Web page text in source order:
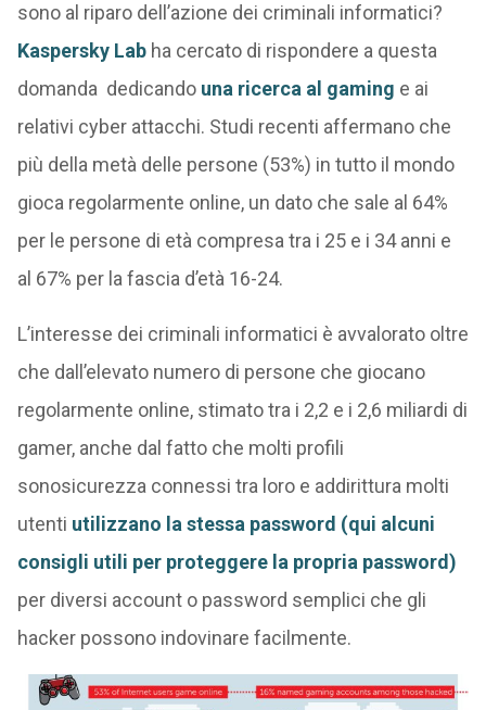
sono al riparo dell’azione dei criminali informatici?
Kaspersky Lab ha cercato di rispondere a questa
domanda dedicando una ricerca al gaming e ai
relativi cyber attacchi. Studi recenti affermano che
più della metà delle persone (53%) in tutto il mondo
gioca regolarmente online, un dato che sale al 64%
per le persone di età compresa tra i 25 e i 34 anni e
al 67% per la fascia d’età 16-24.
L’interesse dei criminali informatici è avvalorato oltre
che dall’elevato numero di persone che giocano
regolarmente online, stimato tra i 2,2 e i 2,6 miliardi di
gamer, anche dal fatto che molti profili
sonosicurezza connessi tra loro e addirittura molti
utenti utilizzano la stessa password (qui alcuni
consigli utili per proteggere la propria password)
per diversi account o password semplici che gli
hacker possono indovinare facilmente.